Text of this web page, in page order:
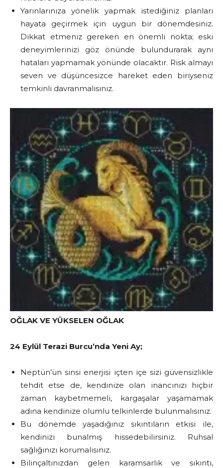
Yarınlarınıza yönelik yapmak istediğiniz planları
hayata geçirmek için uygun bir dönemdesiniz.
Dikkat etmeniz gereken en önemli nokta; eski
deneyimlerinizi göz önünde bulundurarak aynı
hataları yapmamak yönünde olacaktır. Risk almayı
seven ve düşüncesizce hareket eden biriyseniz
temkinli davranmalısınız.
OĞLAK VE YÜKSELEN OĞLAK
24 Eylül Terazi Burcu’nda Yeni Ay;
Neptün’ün sinsi enerjisi içten içe sizi güvensizlikle
tehdit etse de, kendinize olan inancınızı hiçbir
zaman kaybetmemeli, kargaşalar yaşamamak
adına kendinize olumlu telkinlerde bulunmalısınız.
Bu dönemde yaşadığınız sıkıntıların etkisi ile,
kendinizi bunalmış hissedebilirsiniz. Ruhsal
sağlığınızı korumalısınız.
Bilinçaltınızdan gelen karamsarlık ve sıkıntı,